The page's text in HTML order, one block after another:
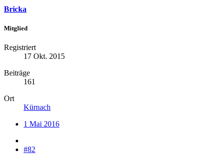
Bricka
Mitglied
Registriert
17 Okt. 2015
Beiträge
161
Ort
Kürnach
1 Mai 2016
#82